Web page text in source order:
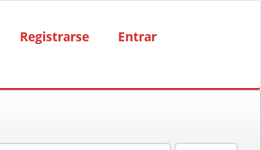
Registrarse Entrar